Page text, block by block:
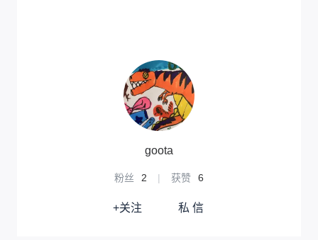
goota
粉丝 2 | 获赞 6
+关注 私 信